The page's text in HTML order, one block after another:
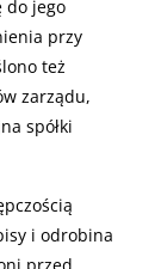
do jego
przy
też
zarządu,
spółki
i odrobina